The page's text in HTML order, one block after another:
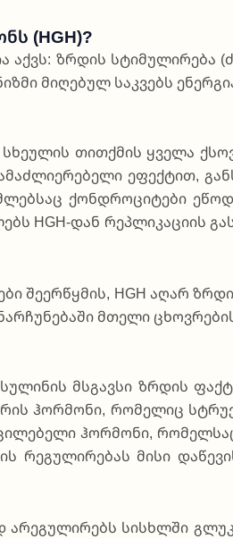
(HGH)?
ზრდის სტი­მუ­ლი­რე­ბა
მი­ღე­ბულ სა­კვებს
თით­ქმის ყვე­ლა
ეფექ­ტით,
ქონ­დრო­ცი­ტე­ბი
HGH-დან რე­პლი­კა­ცი­ის
შე­ერ­წყმის, HGH აღარ
მთე­ლი
მსგავ­სი ზრდის
ჰო­რმო­ნი, რო­მე­ლიც
ჰო­რმო­ნი,
რე­გუ­ლი­რე­ბას მი­სი
სის­ხლში